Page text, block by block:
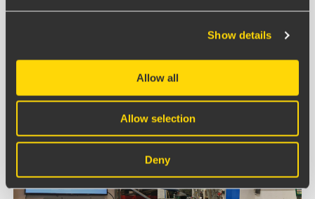
Show details
Allow all
Allow selection
Deny
vissa delar manuellt och integrera med affärssystemet
för att uppdatera andra bitar automatiskt. Och
framförallt kan vi skala upp efterhand och bygga ut
med nya delar.